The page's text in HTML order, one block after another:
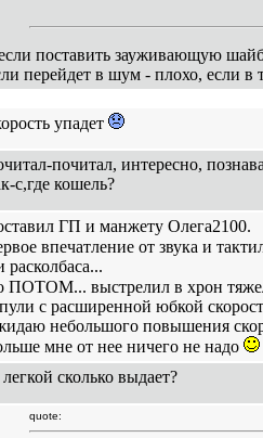
поставить зауживающую
перейдет в шум - плохо, если в
упадет
почитал, интересно,
с,где кошель?
ГП и манжету Олега2100.
впечатление от звука и
расколбаса...
ПОТОМ... выстрелил в хрон
с расширенной юбкой
небольшого повышения
мне от нее ничего не надо
сколько выдает?
quote: